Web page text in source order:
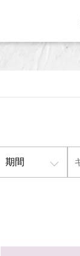
期間